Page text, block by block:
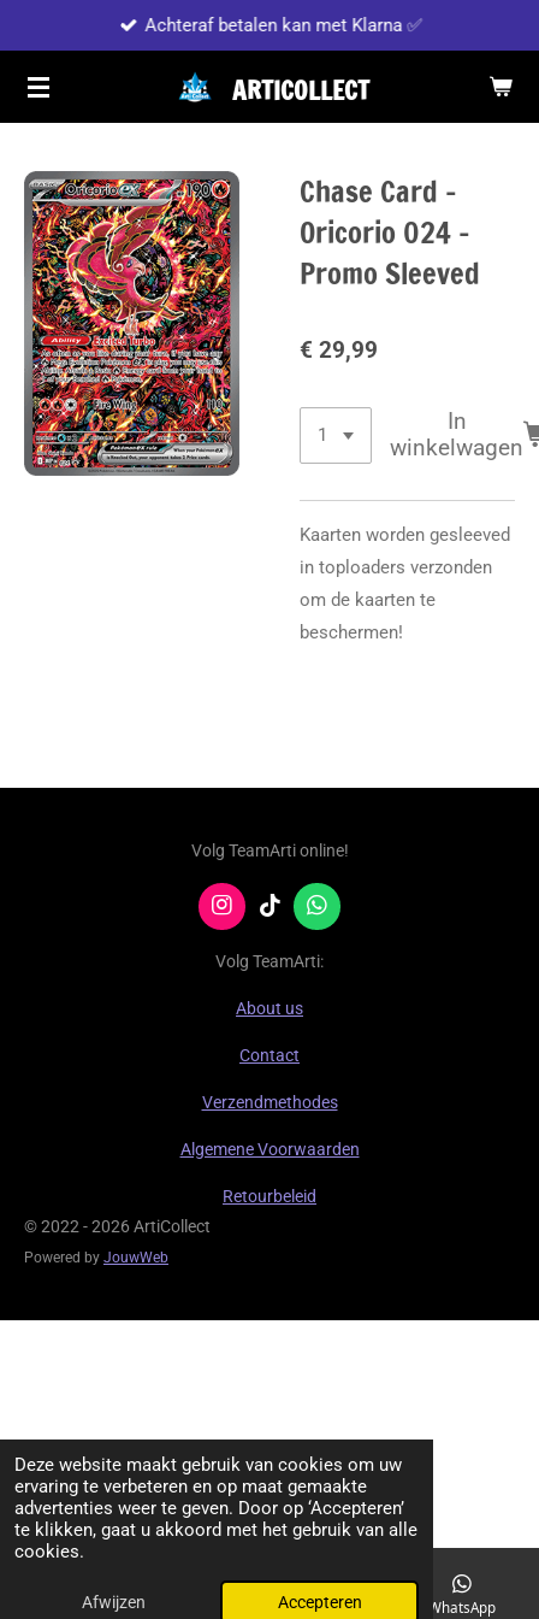
Deze website maakt gebruik van cookies om uw
ervaring te verbeteren en op maat gemaakte
advertenties weer te geven. Door op ‘Accepteren’
te klikken, gaat u akkoord met het gebruik van alle
cookies.
Afwijzen Accepteren
naar
de
ARTICOLLECT
Achteraf betalen kan met Klarna ✅
Chase Card -
Oricorio 024 -
Promo Sleeved
€ 29,99
In
winkelwagen
Kaarten worden gesleeved
in toploaders verzonden
om de kaarten te
beschermen!
Volg TeamArti online!
I
n
s
T
k
o
k
W
h
a
Volg TeamArti:
About us
Contact
Verzendmethodes
Algemene Voorwaarden
Retourbeleid
© 2022 - 2026 ArtiCollect
Powered by JouwWeb
TikTok WhatsApp